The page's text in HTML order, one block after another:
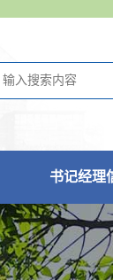
书记经理